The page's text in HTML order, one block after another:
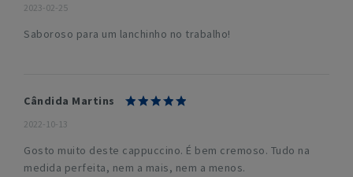
2023-02-25
Saboroso para um lanchinho no trabalho!
Cândida Martins
2022-10-13
Gosto muito deste cappuccino. É bem cremoso. Tudo na
medida perfeita, nem a mais, nem a menos.